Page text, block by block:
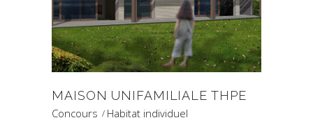
MAISON UNIFAMILIALE THPE
Concours Habitat individuel